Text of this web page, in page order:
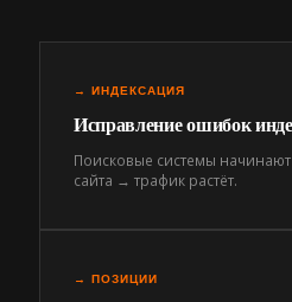
→ ИНДЕКСАЦИЯ
Исправление ошибок
Поисковые системы
сайта → трафик растёт.
→ ПОЗИЦИИ